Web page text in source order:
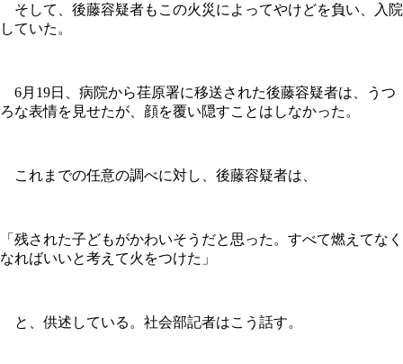
そして、後藤容疑者もこの火災によってやけどを負い、入院
していた。
6月19日、病院から荏原署に移送された後藤容疑者は、うつ
ろな表情を見せたが、顔を覆い隠すことはしなかった。
これまでの任意の調べに対し、後藤容疑者は、
「残された子どもがかわいそうだと思った。すべて燃えてなく
なればいいと考えて火をつけた」
と、供述している。社会部記者はこう話す。